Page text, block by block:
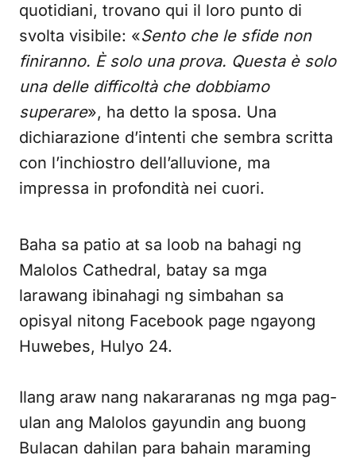
quotidiani, trovano qui il loro punto di
svolta visibile: «Sento che le sfide non
finiranno. È solo una prova. Questa è solo
una delle difficoltà che dobbiamo
superare», ha detto la sposa. Una
dichiarazione d’intenti che sembra scritta
con l’inchiostro dell’alluvione, ma
impressa in profondità nei cuori.
Baha sa patio at sa loob na bahagi ng
Malolos Cathedral, batay sa mga
larawang ibinahagi ng simbahan sa
opisyal nitong Facebook page ngayong
Huwebes, Hulyo 24.
Ilang araw nang nakararanas ng mga pag-
ulan ang Malolos gayundin ang buong
Bulacan dahilan para bahain maraming